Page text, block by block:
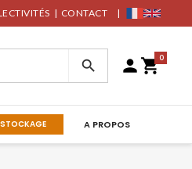
| CONTACT |
 0
A PROPOS